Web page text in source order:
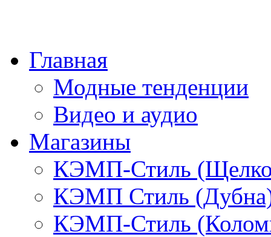
Главная
Модные тенденции
Видео и аудио
Магазины
КЭМП-Стиль
КЭМП Стиль
КЭМП-Стиль